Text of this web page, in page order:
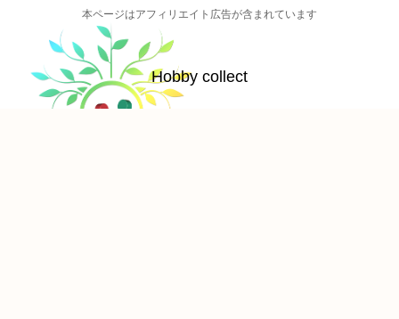
本ページはアフィリエイト広告が含まれています
Hobby collect